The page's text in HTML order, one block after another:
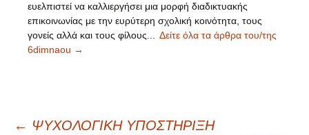
ευελπιστεί να καλλιεργήσει μια μορφή διαδικτυακής
επικοινωνίας με την ευρύτερη σχολική κοινότητα, τους
γονείς αλλά και τους φίλους...
Δείτε όλα τα άρθρα του/της
6dimnaou →
← ΨΥΧΟΛΟΓΙΚΗ ΥΠΟΣΤΗΡΙΞΗ